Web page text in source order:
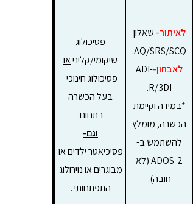
לאיתור- שאלון
AQ/SRS/SCQ.
לאבחון-ADI-
R/3DI.
*במידה וקיימת
הכשרה, מומלץ
להשתמש ב-
ADOS-2 (לא
חובה).
פסיכולוג
שיקומי/קליניאו
פסיכולוג חינוכי-
בעל הכשרה
בתחום.
וגם-
פסיכיאטר ילדים או
מבוגריםאונוירולוג
התפתחותי .